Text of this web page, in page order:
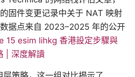
固件变更记录中关于 NAT 映射
据点来自 2023–2025 年的公开
15 esim lihkg 香港設定步驟與
| 深度解讀